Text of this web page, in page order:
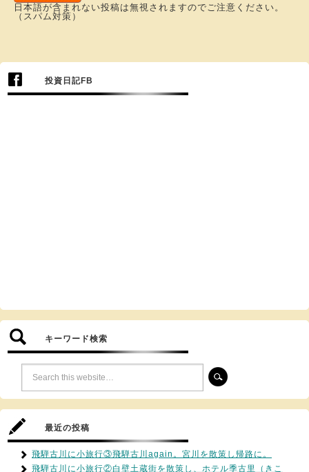
日本語が含まれない投稿は無視されますのでご注意ください。
（スパム対策）
投資日記FB
キーワード検索
最近の投稿
飛騨古川に小旅行③飛騨古川again。宮川を散策し帰路に。
飛騨古川に小旅行②白壁土蔵街を散策し、ホテル季古里（きこ